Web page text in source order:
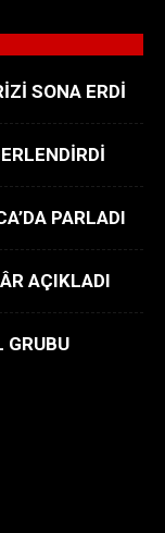
SONA ERDİ
PARLADI
AÇIKLADI
GRUBU